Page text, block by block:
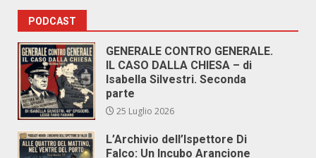
PODCAST
GENERALE CONTRO GENERALE.
IL CASO DALLA CHIESA – di
Isabella Silvestri. Seconda
parte
25 Luglio 2026
L’Archivio dell’Ispettore Di
Falco: Un Incubo Arancione